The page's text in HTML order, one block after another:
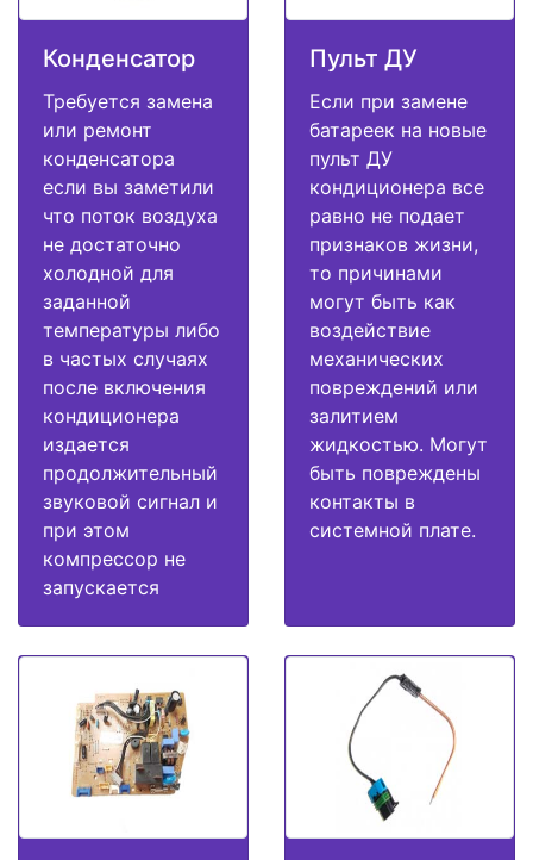
Конденсатор
Требуется замена
или ремонт
конденсатора
если вы заметили
что поток воздуха
не достаточно
холодной для
заданной
температуры либо
в частых случаях
после включения
кондиционера
издается
продолжительный
звуковой сигнал и
при этом
компрессор не
запускается
Пульт ДУ
Если при замене
батареек на новые
пульт ДУ
кондиционера все
равно не подает
признаков жизни,
то причинами
могут быть как
воздействие
механических
повреждений или
залитием
жидкостью. Могут
быть повреждены
контакты в
системной плате.